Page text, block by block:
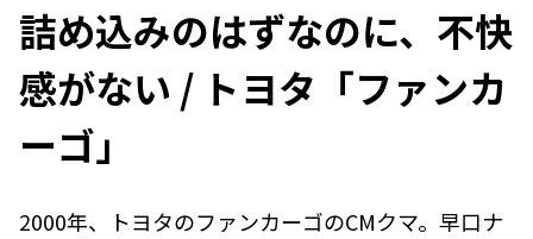
詰め込みのはずなのに、不快
感がない / トヨタ「ファンカ
ーゴ」
2000年、トヨタのファンカーゴのCMクマ。早口ナ